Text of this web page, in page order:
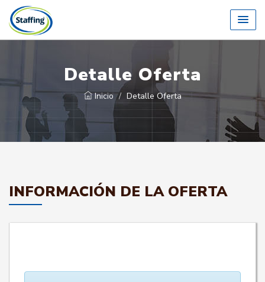
Detalle Oferta
Inicio Detalle Oferta
INFORMACIÓN DE LA OFERTA